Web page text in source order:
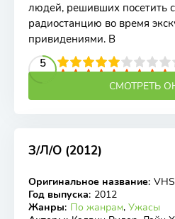
людей, решивших посетить
радиостанцию во время
привидениями. В
5
4 5 6 7 8 9 10
СМОТРЕТЬ
З/Л/О (2012)
BDRip
Оригинальное название: VHS
Год выпуска: 2012
Жанры: По жанрам, Ужасы